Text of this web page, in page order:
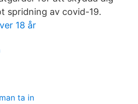
spridning av covid-19.
18 år
ta in